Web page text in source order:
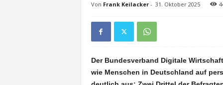
Von Frank Keilacker- 31. Oktober 2025
Der Bundesverband Digitale
wie Menschen in Deutschland auf